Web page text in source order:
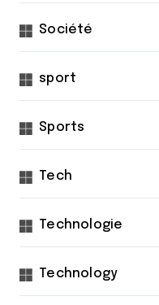
Société
sport
Sports
Tech
Technologie
Technology